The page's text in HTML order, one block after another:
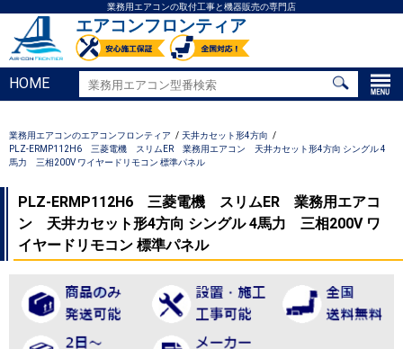
業務用エアコンの取付工事と機器販売の専門店
エアコンフロンティア
HOME
業務用エアコンのエアコンフロンティア
天井カセット形4方向
PLZ-ERMP112H6 三菱電機 スリムER 業務用エアコン 天井カセット形4方向 シングル 4
馬力 三相200V ワイヤードリモコン 標準パネル
PLZ-ERMP112H6 三菱電機 スリムER 業務用エアコ
ン 天井カセット形4方向 シングル 4馬力 三相200V ワ
イヤードリモコン 標準パネル